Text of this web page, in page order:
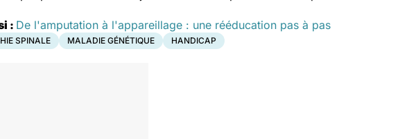
: De l'amputation à l'appareillage : une rééducation pas à pas
SPINALE MALADIE GÉNÉTIQUE HANDICAP